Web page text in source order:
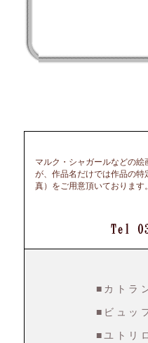
マルク・シャガールなどの
が、作品名だけでは作品の
真）をご用意頂いておりま
■カトラ
■ビュッ
■ユトリ